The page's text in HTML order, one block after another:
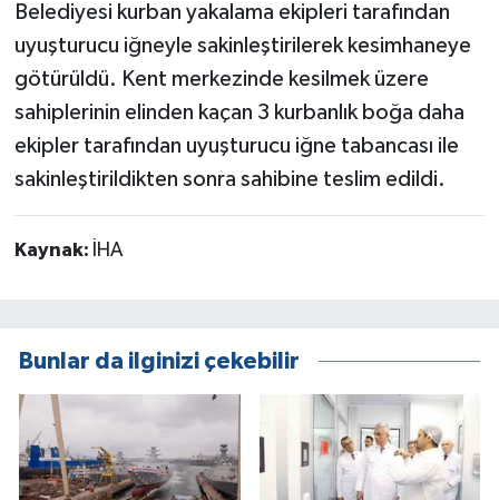
Belediyesi kurban yakalama ekipleri tarafından
uyuşturucu iğneyle sakinleştirilerek kesimhaneye
götürüldü. Kent merkezinde kesilmek üzere
sahiplerinin elinden kaçan 3 kurbanlık boğa daha
ekipler tarafından uyuşturucu iğne tabancası ile
sakinleştirildikten sonra sahibine teslim edildi.
Kaynak: İHA
Bunlar da ilginizi çekebilir